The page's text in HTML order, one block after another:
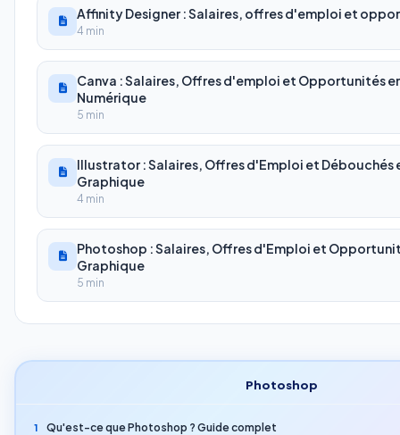
Affinity Designer : Salaires, offres d'emploi et
4 min
Canva : Salaires, Offres d'emploi et Opportunités
Numérique
5 min
Illustrator : Salaires, Offres d'Emploi et Débouchés
Graphique
4 min
Photoshop : Salaires, Offres d'Emploi et
Graphique
5 min
Photoshop
1 Qu'est-ce que Photoshop ? Guide complet